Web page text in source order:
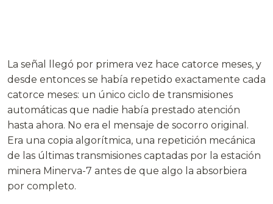
La señal llegó por primera vez hace catorce meses, y
desde entonces se había repetido exactamente cada
catorce meses: un único ciclo de transmisiones
automáticas que nadie había prestado atención
hasta ahora. No era el mensaje de socorro original.
Era una copia algorítmica, una repetición mecánica
de las últimas transmisiones captadas por la estación
minera Minerva-7 antes de que algo la absorbiera
por completo.